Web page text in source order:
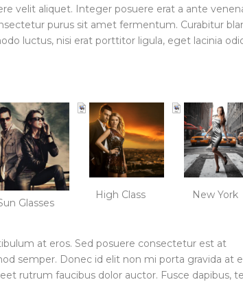
velit aliquet. Integer posuere erat a ante
purus sit amet fermentum. Curabitur
luctus, nisi erat porttitor ligula, eget lacinia
Glasses
High Class New York
at eros. Sed posuere consectetur est at
semper. Donec id elit non mi porta gravida at
rutrum faucibus dolor auctor. Fusce dapibus,